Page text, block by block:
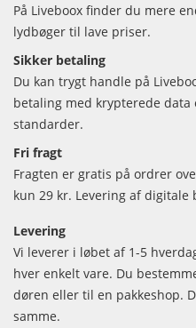
På Liveboox finder du mere
lydbøger til lave priser.
Sikker betaling
Du kan trygt handle på
betaling med krypterede
standarder.
Fri fragt
Fragten er gratis på ordrer
kun 29 kr. Levering af digitale
Levering
Vi leverer i løbet af 1-5
hver enkelt vare. Du
døren eller til en pakkeshop.
samme.